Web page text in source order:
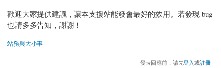
歡迎大家提供建議，讓本支援站能發會最好的效用。若發現 bug
也請多多告知，謝謝！
站務與大小事
發表回應前，請先登入或註冊